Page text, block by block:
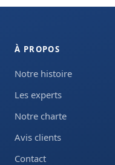
À PROPOS
Notre histoire
Les experts
Notre charte
Avis clients
Contact